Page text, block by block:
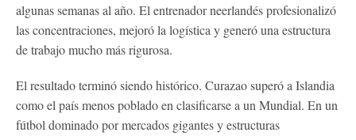
algunas semanas al año. El entrenador neerlandés profesionalizó
las concentraciones, mejoró la logística y generó una estructura
de trabajo mucho más rigurosa.
El resultado terminó siendo histórico. Curazao superó a Islandia
como el país menos poblado en clasificarse a un Mundial. En un
fútbol dominado por mercados gigantes y estructuras